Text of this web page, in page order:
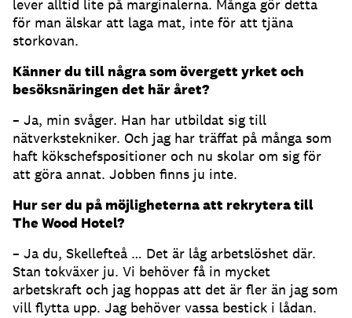
lever alltid lite på marginalerna. Många gör detta
för man älskar att laga mat, inte för att tjäna
storkovan.
Känner du till några som övergett yrket och
besöksnäringen det här året?
– Ja, min svåger. Han har utbildat sig till
nätverkstekniker. Och jag har träffat på många som
haft kökschefspositioner och nu skolar om sig för
att göra annat. Jobben finns ju inte.
Hur ser du på möjligheterna att rekrytera till
The Wood Hotel?
– Ja du, Skellefteå … Det är låg arbetslöshet där.
Stan tokväxer ju. Vi behöver få in mycket
arbetskraft och jag hoppas att det är fler än jag som
vill flytta upp. Jag behöver vassa bestick i lådan.